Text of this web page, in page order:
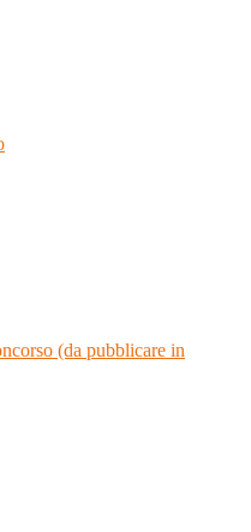
(da pubblicare in